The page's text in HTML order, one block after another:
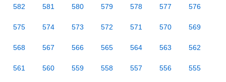
582 581 580 579 578 577 576
575 574 573 572 571 570 569
568 567 566 565 564 563 562
561 560 559 558 557 556 555